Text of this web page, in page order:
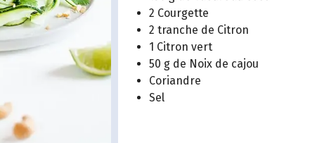
2 Courgette
2 tranche de Citron
1 Citron vert
50 g de Noix de cajou
Coriandre
Sel